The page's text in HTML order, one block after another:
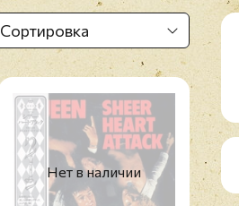
Нет в наличии